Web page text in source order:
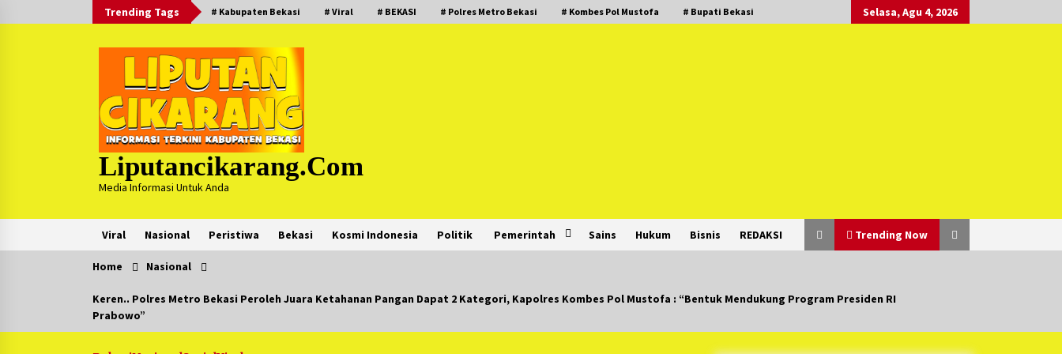
to
Trending Tags # Kabupaten Bekasi # Viral # BEKASI # Polres Metro Bekasi # Kombes Pol Mustofa # Bupati Bekasi Selasa, Agu 4, 2026
Liputancikarang.com
Media Informasi Untuk Anda
Viral Nasional Peristiwa Bekasi Kosmi Indonesia Politik Pemerintah Sains Hukum Bisnis REDAKSI Trending Now
Trending Now
Para Peserta Retret Aparatur Desa
Home Nasional
Keren.. Polres Metro Bekasi Peroleh Juara Ketahanan Pangan Dapat 2 Kategori, Kapolres Kombes Pol Mustofa : “Bentuk Mendukung Program Presiden RI
Prabowo”